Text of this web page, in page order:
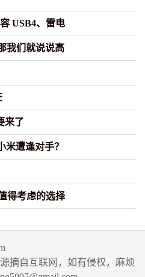
USB4、雷电
我们就说说高
来了
遭逢对手？
得考虑的选择
摘自互联网，如有侵权，麻烦